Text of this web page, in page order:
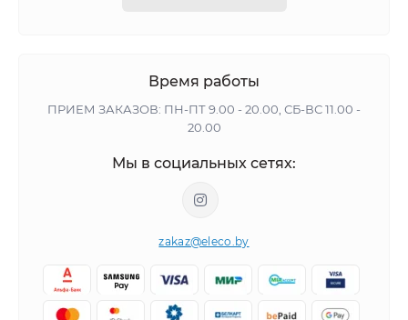
Время работы
ПРИЕМ ЗАКАЗОВ: ПН-ПТ 9.00 - 20.00, СБ-ВС 11.00 -
20.00
Мы в социальных сетях:
zakaz@eleco.by